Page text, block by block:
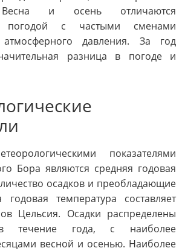
Весна и осень отличаются
погодой с частыми сменами
давления. За год
разница в погоде и
показателями
Бора являются средняя годовая
осадков и преобладающие
температура составляет
Цельсия. Осадки распределены
течение года, с наиболее
весной и осенью. Наиболее